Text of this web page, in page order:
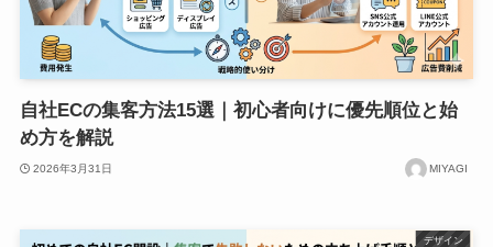
自社ECの集客方法15選｜初心者向けに優先順位と始
め方を解説
2026年3月31日 MIYAGI
デザイン